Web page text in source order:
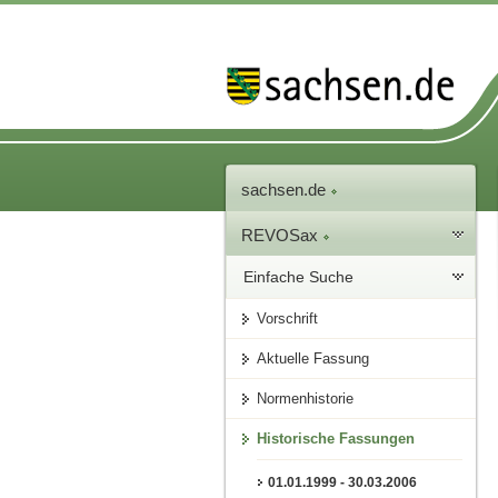
sachsen.de
REVOSax
Einfache Suche
Vorschrift
Aktuelle Fassung
Normenhistorie
Historische Fassungen
01.01.1999 - 30.03.2006